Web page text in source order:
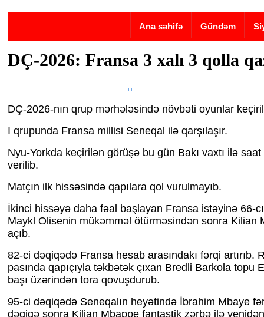
Ana səhifə Gündəm
DÇ-2026: Fransa 3 xalı 3 qolla
DÇ-2026-nın qrup mərhələsində növbəti oyunlar
I qrupunda Fransa millisi Seneqal ilə qarşılaşır.
Nyu-Yorkda keçirilən görüşə bu gün Bakı vaxtı ilə
verilib.
Matçın ilk hissəsində qapılara qol vurulmayıb.
İkinci hissəyə daha fəal başlayan Fransa istəyinə 66-
Maykl Olisenin mükəmməl ötürməsindən sonra Kilian
açıb.
82-ci dəqiqədə Fransa hesab arasındakı fərqi artırıb.
pasında qapıçıyla təkbətək çıxan Bredli Barkola topu
başı üzərindən tora qovuşdurub.
95-ci dəqiqədə Seneqalın heyətində İbrahim Mbaye
dəqiqə sonra Kilian Mbappe fantastik zərbə ilə